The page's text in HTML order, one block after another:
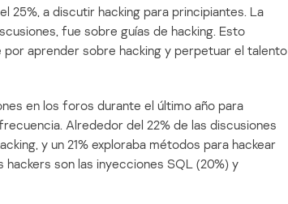
25%, a discutir hacking para principiantes. La
fue sobre guías de hacking. Esto
aprender sobre hacking y perpetuar el talento
en los foros durante el último año para
Alrededor del 22% de las discusiones
y un 21% exploraba métodos para hackear
son las inyecciones SQL (20%) y